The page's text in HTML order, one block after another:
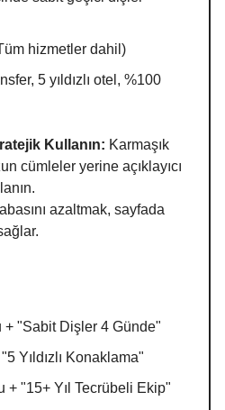
hizmetler dahil)
5 yıldızlı otel, %100
Kullanın: Karmaşık
cümleler yerine açıklayıcı
azaltmak, sayfada
+ "Sabit Dişler 4 Günde"
Yıldızlı Konaklama"
+ "15+ Yıl Tecrübeli Ekip"